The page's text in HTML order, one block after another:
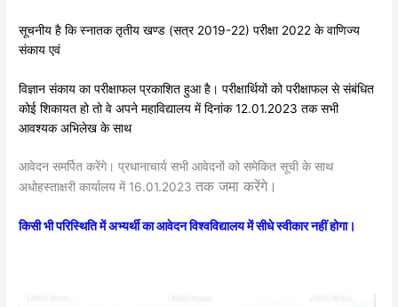
सूचनीय है कि स्नातक तृतीय खण्ड (सत्र 2019-22) परीक्षा 2022 के वाणिज्य
संकाय एवं
विज्ञान संकाय का परीक्षाफल प्रकाशित हुआ है। परीक्षार्थियों को परीक्षाफल से संबंधित
कोई शिकायत हो तो वे अपने महाविद्यालय में दिनांक 12.01.2023 तक सभी
आवश्यक अभिलेख के साथ
आवेदन समर्पित करेंगे। प्रधानाचार्य सभी आवेदनों को समेकित सूची के साथ
अधोहस्ताक्षरी कार्यालय में 16.01.2023तक जमा करेंगे।
किसी भी परिस्थिति में अभ्यर्थी का आवेदन विश्वविद्यालय में सीधे स्वीकार नहीं होगा।